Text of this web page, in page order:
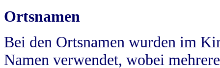
Ortsnamen
Bei den Ortsnamen wurden im
Namen verwendet, wobei